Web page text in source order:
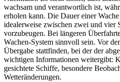
wachsam und verantwortlich ist,
erholen kann. Die Dauer einer
idealerweise zwischen zwei und vier
vorzubeugen. Bei längeren
Wachen-System sinnvoll sein. Vor
Übergabe stattfinden, bei der der
wichtigen Informationen weitergibt:
gesichtete Schiffe, besondere
Wetteränderungen.